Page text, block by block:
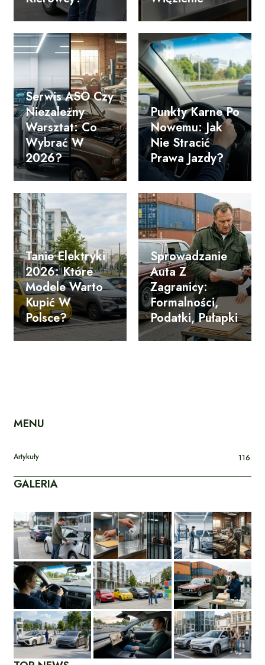
Serwis ASO Czy
Niezależny
Warsztat: Co
Wybrać W
2026?
Punkty Karne Po
Nowemu: Jak
Nie Stracić
Prawa Jazdy?
Tanie Elektryki
2026: Które
Modele Warto
Kupić W
Polsce?
Sprowadzanie
Auta Z
Zagranicy:
Formalności,
Podatki, Pułapki
MENU
Artykuły 116
GALERIA